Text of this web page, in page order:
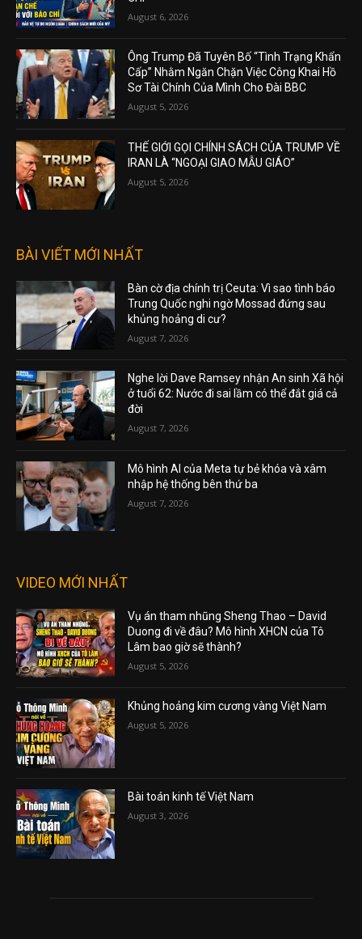
August 6, 2026
Ông Trump Đã Tuyên Bố “Tình Trạng Khẩn
Cấp” Nhằm Ngăn Chặn Việc Công Khai Hồ
Sơ Tài Chính Của Mình Cho Đài BBC
August 5, 2026
THẾ GIỚI GỌI CHÍNH SÁCH CỦA TRUMP VỀ
IRAN LÀ “NGOẠI GIAO MẪU GIÁO”
August 5, 2026
BÀI VIẾT MỚI NHẤT
Bàn cờ địa chính trị Ceuta: Vì sao tình báo
Trung Quốc nghi ngờ Mossad đứng sau
khủng hoảng di cư?
August 7, 2026
Nghe lời Dave Ramsey nhận An sinh Xã hội
ở tuổi 62: Nước đi sai lầm có thể đắt giá cả
đời
August 7, 2026
Mô hình AI của Meta tự bẻ khóa và xâm
nhập hệ thống bên thứ ba
August 7, 2026
VIDEO MỚI NHẤT
Vụ án tham nhũng Sheng Thao – David
Duong đi về đâu? Mô hình XHCN của Tô
Lâm bao giờ sẽ thành?
August 5, 2026
Khủng hoảng kim cương vàng Việt Nam
August 5, 2026
Bài toán kinh tế Việt Nam
August 3, 2026